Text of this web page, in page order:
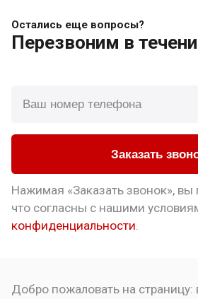
Остались еще вопросы?
Перезвоним в
Заказать
Нажимая «Заказать звонок», вы
что согласны с нашими
конфиденциальности.
Добро пожаловать на страницу: